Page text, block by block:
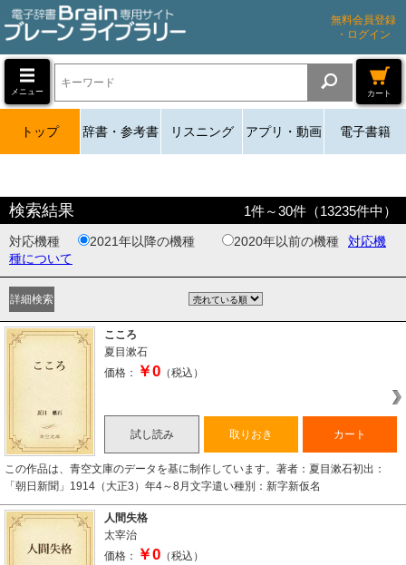
無料会員登録
・ログイン
メニュー カート
トップ 辞書・参考書 リスニング アプリ・動画 電子書籍
検索結果 1件～30件（13235件中）
対応機種 2021年以降の機種 2020年以前の機種
対応機
種について
こころ
夏目漱石
価格：
￥0 （税込）
試し読み 取りおき カート
この作品は、青空文庫のデータを基に制作しています。著者：夏目漱石初出：
「朝日新聞」1914（大正3）年4～8月文字遣い種別：新字新仮名
人間失格
太宰治
価格：
￥0 （税込）